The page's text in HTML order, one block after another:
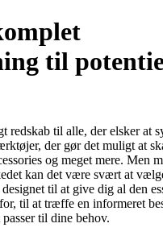
til
redskab til alle, der elsker at
der gør det muligt at
og meget mere. Men
kan det være svært at
til at give dig al den
til at træffe en informeret
til dine behov.